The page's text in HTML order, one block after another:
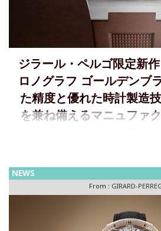
ジラール・ペルゴ限定新
ロノグラフ ゴールデンブ
た精度と優れた時計製造
を兼ね備えるマニュファ
が、その後モデル名が変更となりま
のうえ再度掲載しました。 ロレアー
デンブラウン～スポーティな力強さ
NEWS
From : GIRARD-